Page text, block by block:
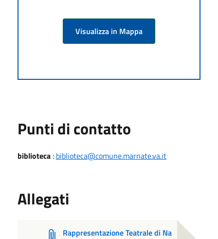
Visualizza in Mappa
Punti di contatto
biblioteca : biblioteca@comune.marnate.va.it
Allegati
Rappresentazione Teatrale di Na